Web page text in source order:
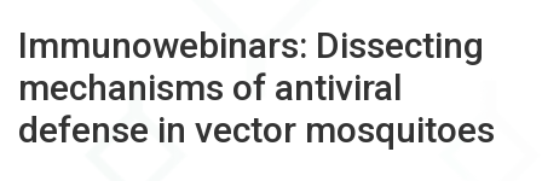
Immunowebinars: Dissecting
mechanisms of antiviral
defense in vector mosquitoes